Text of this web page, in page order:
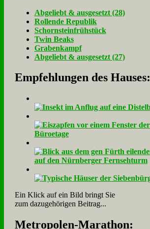
Ab­ge­liebt & aus­ge­setzt (28)
Rol­len­de Re­pu­blik
Schorn­stein­früh­stück
Twin Beaks
Gra­ben­kampf
Ab­ge­liebt & aus­ge­setzt (27)
Empfehlungen des Hauses:
Ein Klick auf ein Bild bringt Sie
zum dazugehörigen Beitrag...
Me­tro­po­len-Ma­ra­thon: